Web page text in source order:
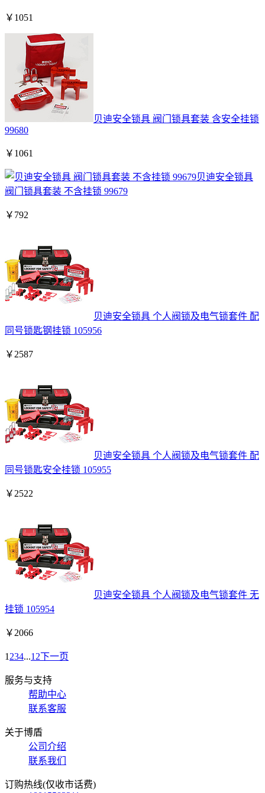
￥ 1051
贝迪安全锁具 阀门锁具套装 含安全挂锁
99680
￥ 1061
贝迪安全锁具
阀门锁具套装 不含挂锁 99679
￥ 792
贝迪安全锁具 个人阀锁及电气锁套件 配
同号锁匙钢挂锁 105956
￥ 2587
贝迪安全锁具 个人阀锁及电气锁套件 配
同号锁匙安全挂锁 105955
￥ 2522
贝迪安全锁具 个人阀锁及电气锁套件 无
挂锁 105954
￥ 2066
1 234...12下一页
服务与支持
帮助中心
联系客服
关于博盾
公司介绍
联系我们
订购热线(仅收市话费)